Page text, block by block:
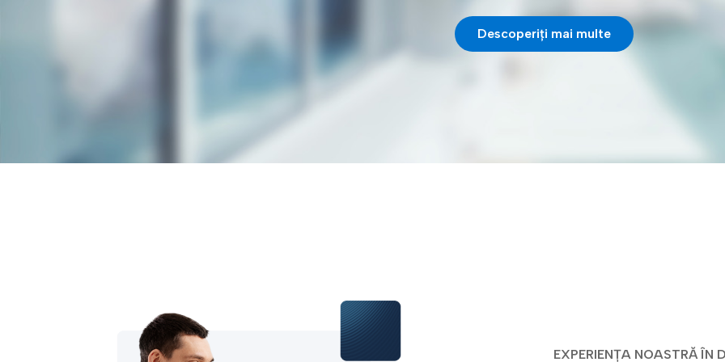
Identificarea de sine
Platforma eID Gateway |
DOCUMENT
PRODUS SPECIAL
Smart CDA: soluția pentru întâlniri corporative
Asigurare
logistică
Digital future magazine
Descoperiți mai multe
EXPERIENȚA NOASTRĂ ÎN